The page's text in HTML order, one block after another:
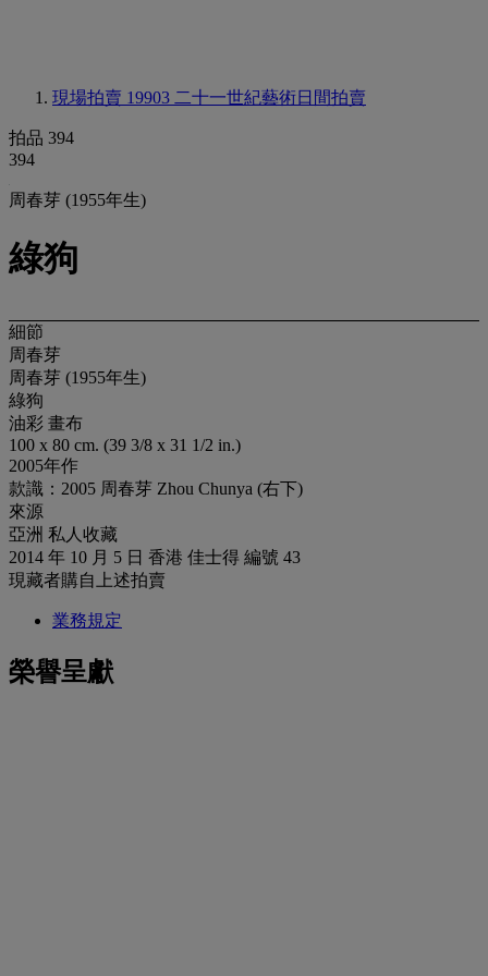
現場拍賣 19903 二十一世紀藝術日間拍賣
拍品 394
394
周春芽 (1955年生)
綠狗
細節
周春芽
周春芽 (1955年生)
綠狗
油彩 畫布
100 x 80 cm. (39 3/8 x 31 1/2 in.)
2005年作
款識：2005 周春芽 Zhou Chunya (右下)
來源
亞洲 私人收藏
2014 年 10 月 5 日 香港 佳士得 編號 43
現藏者購自上述拍賣
業務規定
榮譽呈獻